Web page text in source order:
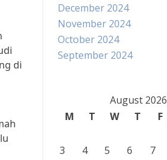
di
December 2024
November 2024
October 2024
September 2024
August 2026
M
T W T F
3
4 5 6 7